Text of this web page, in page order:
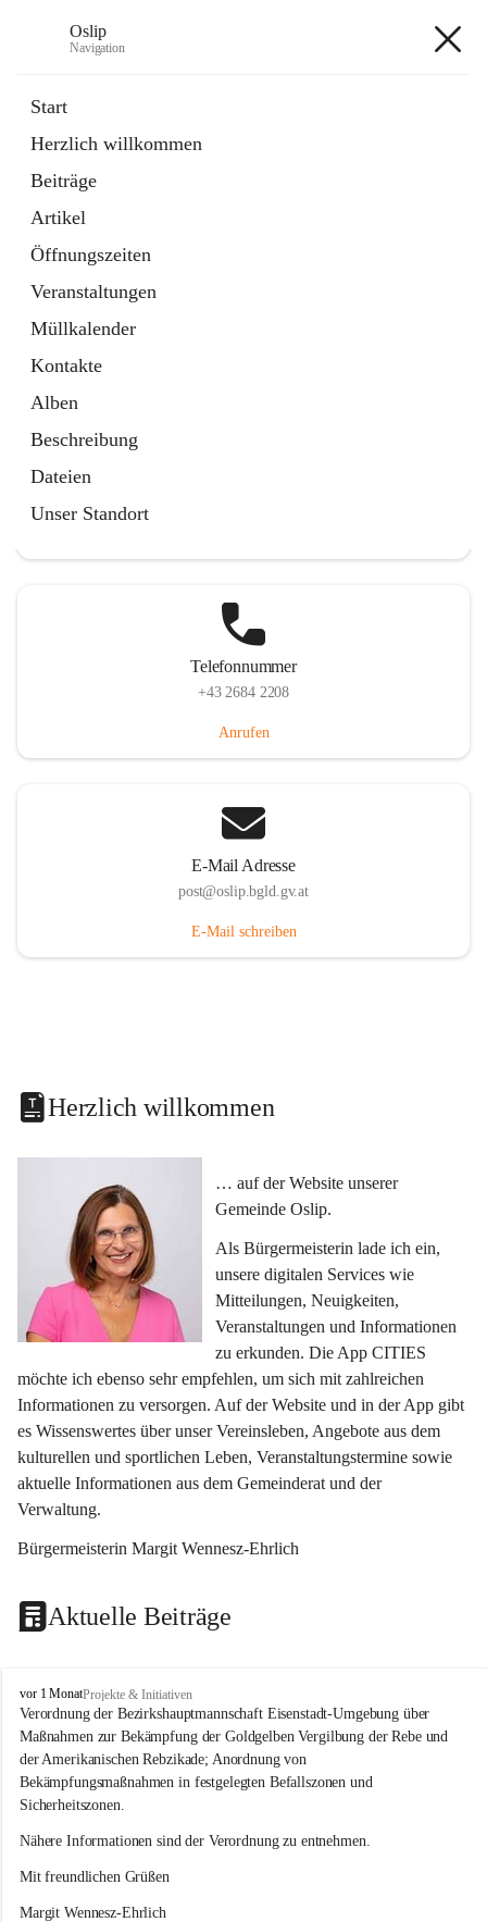
Oslip
Navigation
Start
Herzlich willkommen
Beiträge
Artikel
Öffnungszeiten
Veranstaltungen
Müllkalender
Kontakte
Alben
Beschreibung
Dateien
Unser Standort
Externe Webseite
in
Tab
Bundeskanzleramt Österreich
Externe Webseite
öffnet
in
neuem
Tab
Telefonnummer
+43 2684 2208
Anrufen
E-Mail Adresse
post@oslip.bgld.gv.at
E-Mail schreiben
Herzlich willkommen
… auf der Website unserer
Gemeinde Oslip.
Als Bürgermeisterin lade ich ein,
unsere digitalen Services wie
Mitteilungen, Neuigkeiten,
Veranstaltungen und Informationen
zu erkunden. Die App CITIES
möchte ich ebenso sehr empfehlen, um sich mit zahlreichen
Informationen zu versorgen. Auf der Website und in der App gibt
es Wissenswertes über unser Vereinsleben, Angebote aus dem
kulturellen und sportlichen Leben, Veranstaltungstermine sowie
aktuelle Informationen aus dem Gemeinderat und der
Verwaltung.
Bürgermeisterin Margit Wennesz-Ehrlich
Aktuelle Beiträge
O
s
l
i
p
vor 1 MonatProjekte & Initiativen
Verordnung der Bezirkshauptmannschaft Eisenstadt-Umgebung über
Maßnahmen zur Bekämpfung der Goldgelben Vergilbung der Rebe und
der Amerikanischen Rebzikade; Anordnung von
Bekämpfungsmaßnahmen in festgelegten Befallszonen und
Sicherheitszonen.
Nähere Informationen sind der Verordnung zu entnehmen.
Mit freundlichen Grüßen
Margit Wennesz-Ehrlich